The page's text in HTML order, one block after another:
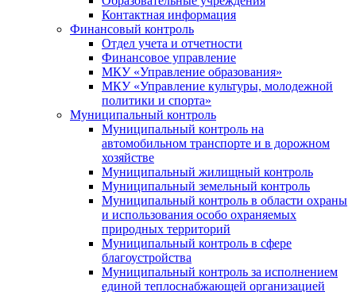
Контактная информация
Финансовый контроль
Отдел учета и отчетности
Финансовое управление
МКУ «Управление образования»
МКУ «Управление культуры, молодежной
политики и спорта»
Муниципальный контроль
Муниципальный контроль на
автомобильном транспорте и в дорожном
хозяйстве
Муниципальный жилищный контроль
Муниципальный земельный контроль
Муниципальный контроль в области охраны
и использования особо охраняемых
природных территорий
Муниципальный контроль в сфере
благоустройства
Муниципальный контроль за исполнением
единой теплоснабжающей организацией